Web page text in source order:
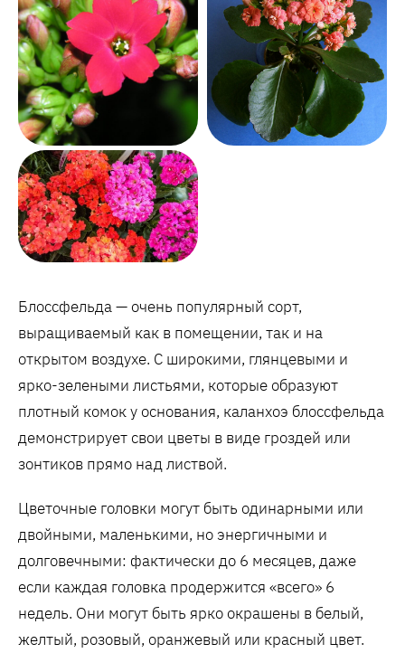
Блоссфельда — очень популярный сорт,
выращиваемый как в помещении, так и на
открытом воздухе. С широкими, глянцевыми и
ярко-зелеными листьями, которые образуют
плотный комок у основания, каланхоэ блоссфельда
демонстрирует свои цветы в виде гроздей или
зонтиков прямо над листвой.
Цветочные головки могут быть одинарными или
двойными, маленькими, но энергичными и
долговечными: фактически до 6 месяцев, даже
если каждая головка продержится «всего» 6
недель. Они могут быть ярко окрашены в белый,
желтый, розовый, оранжевый или красный цвет.